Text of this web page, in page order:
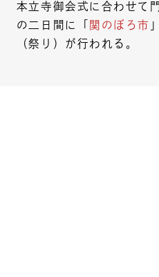
本立寺御会式に合わせて
の二日間に「
関のぼろ市
（祭り）が行われる。